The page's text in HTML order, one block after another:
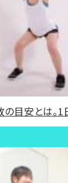
の目安とは。